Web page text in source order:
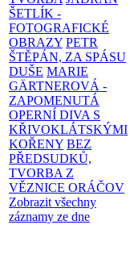
ŠETLÍK -
FOTOGRAFICKÉ
OBRAZY PETR
ŠTĚPÁN, ZA SPÁSU
DUŠE MARIE
GÄRTNEROVÁ -
ZAPOMENUTÁ
OPERNÍ DIVA S
KŘIVOKLÁTSKÝMI
KOŘENY BEZ
PŘEDSUDKŮ,
TVORBA Z
VĚZNICE ORÁČOV
Zobrazit všechny
záznamy ze dne